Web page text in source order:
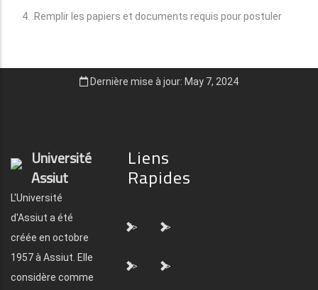
Remplir les papiers et documents requis pour postuler.
Dernière mise à jour: May 7, 2024
Université
Assiut
L'Université
d'Assiut a été
créée en octobre
1957 à Assiut. Elle
considère comme
Liens
Rapides
"> ">
"> ">